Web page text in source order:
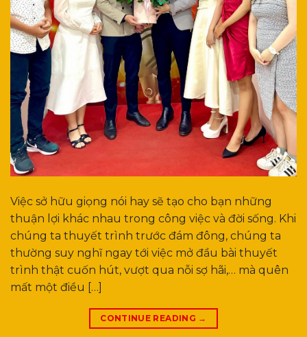
Việc sở hữu giọng nói hay sẽ tạo cho bạn những
thuận lợi khác nhau trong công việc và đời sống. Khi
chúng ta thuyết trình trước đám đông, chúng ta
thường suy nghĩ ngay tới việc mở đầu bài thuyết
trình thật cuốn hút, vượt qua nỗi sợ hãi,… mà quên
mất một điều […]
CONTINUE READING →